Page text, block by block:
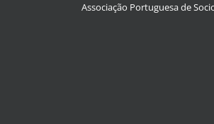
Associação Portuguesa de